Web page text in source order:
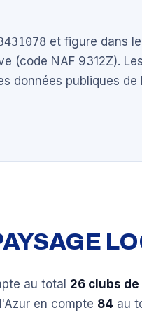
et figure dans
(code NAF 9312Z).
données publiques de
au total 26 clubs
en compte 84 au